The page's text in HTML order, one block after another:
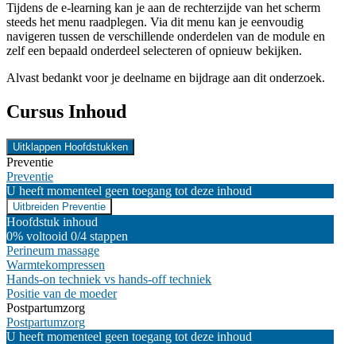
Tijdens de e-learning kan je aan de rechterzijde van het scherm
steeds het menu raadplegen. Via dit menu kan je eenvoudig
navigeren tussen de verschillende onderdelen van de module en
zelf een bepaald onderdeel selecteren of opnieuw bekijken.
Alvast bedankt voor je deelname en bijdrage aan dit onderzoek.
Cursus Inhoud
Uitklappen Hoofdstukken
Preventie
Preventie
U heeft momenteel geen toegang tot deze inhoud
Uitbreiden Preventie
Hoofdstuk inhoud
0% voltooid 0/4 stappen
Perineum massage
Warmtekompressen
Hands-on techniek vs hands-off techniek
Positie van de moeder
Postpartumzorg
Postpartumzorg
U heeft momenteel geen toegang tot deze inhoud